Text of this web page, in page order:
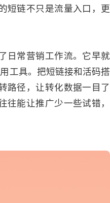
短链不只是流量入口，更
日常营销工作流。它早就
工具。把短链接和活码搭
路径，让转化数据一目了
能让推广少一些试错，